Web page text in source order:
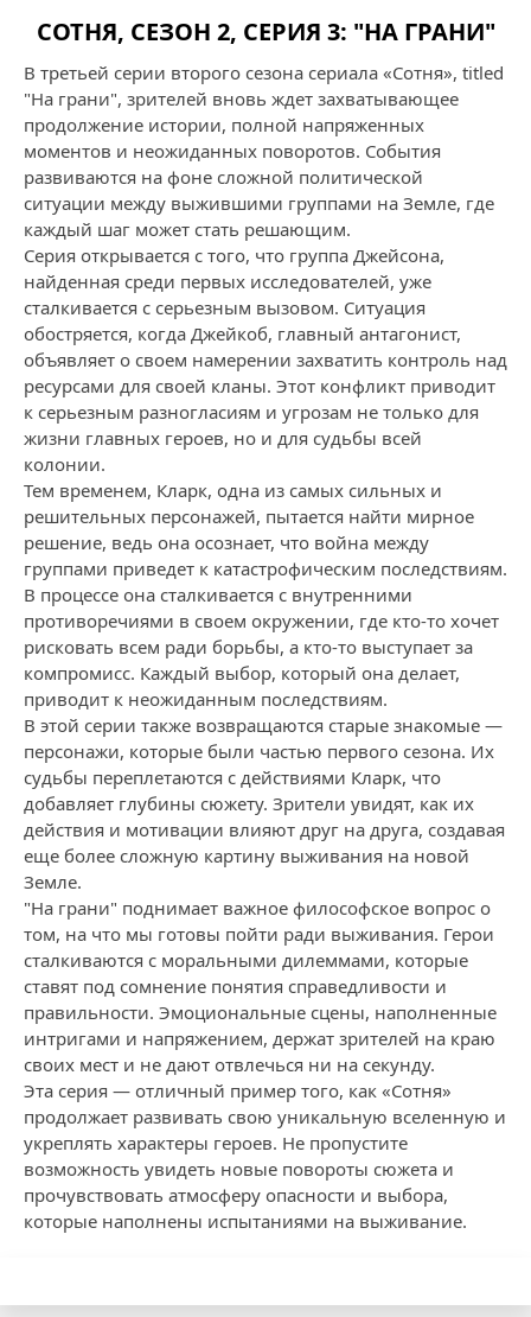
СОТНЯ, СЕЗОН 2, СЕРИЯ 3: "НА ГРАНИ"
В третьей серии второго сезона сериала «Сотня», titled
"На грани", зрителей вновь ждет захватывающее
продолжение истории, полной напряженных
моментов и неожиданных поворотов. События
развиваются на фоне сложной политической
ситуации между выжившими группами на Земле, где
каждый шаг может стать решающим.
Серия открывается с того, что группа Джейсона,
найденная среди первых исследователей, уже
сталкивается с серьезным вызовом. Ситуация
обостряется, когда Джейкоб, главный антагонист,
объявляет о своем намерении захватить контроль над
ресурсами для своей кланы. Этот конфликт приводит
к серьезным разногласиям и угрозам не только для
жизни главных героев, но и для судьбы всей
колонии.
Тем временем, Кларк, одна из самых сильных и
решительных персонажей, пытается найти мирное
решение, ведь она осознает, что война между
группами приведет к катастрофическим последствиям.
В процессе она сталкивается с внутренними
противоречиями в своем окружении, где кто-то хочет
рисковать всем ради борьбы, а кто-то выступает за
компромисс. Каждый выбор, который она делает,
приводит к неожиданным последствиям.
В этой серии также возвращаются старые знакомые —
персонажи, которые были частью первого сезона. Их
судьбы переплетаются с действиями Кларк, что
добавляет глубины сюжету. Зрители увидят, как их
действия и мотивации влияют друг на друга, создавая
еще более сложную картину выживания на новой
Земле.
"На грани" поднимает важноe философское вопрос о
том, на что мы готовы пойти ради выживания. Герои
сталкиваются с моральными дилеммами, которые
ставят под сомнение понятия справедливости и
правильности. Эмоциональные сцены, наполненные
интригами и напряжением, держат зрителей на краю
своих мест и не дают отвлечься ни на секунду.
Эта серия — отличный пример того, как «Сотня»
продолжает развивать свою уникальную вселенную и
укреплять характеры героев. Не пропустите
возможность увидеть новые повороты сюжета и
прочувствовать атмосферу опасности и выбора,
которые наполнены испытаниями на выживание.